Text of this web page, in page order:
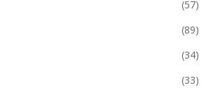
(57)
(89)
(34)
(33)